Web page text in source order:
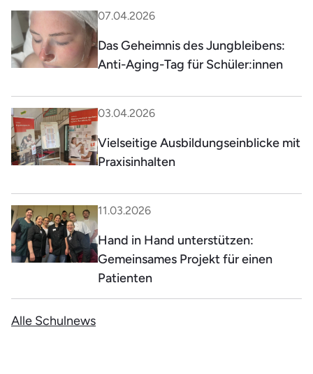
Alle Schulnews
07.04.2026
Das Geheimnis des Jungbleibens:
Anti-Aging-Tag für Schüler:innen
03.04.2026
Vielseitige Ausbildungseinblicke mit
Praxisinhalten
11.03.2026
Hand in Hand unterstützen:
Gemeinsames Projekt für einen
Patienten